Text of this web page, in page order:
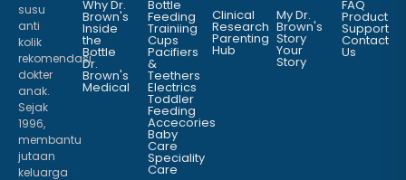
susu
anti
kolik
rekomendasi
dokter
anak.
Sejak
1996,
membantu
jutaan
keluarga
Why Dr.
Brown's
Inside
the
Bottle
Dr.
Brown's
Medical
Bottle
Feeding
Trainiing
Cups
Pacifiers
&
Teethers
Electrics
Toddler
Feeding
Accecories
Baby
Care
Speciality
Care
Clinical
Research
Parenting
Hub
My Dr.
Brown's
Story
Your
Story
FAQ
Product
Support
Contact
Us